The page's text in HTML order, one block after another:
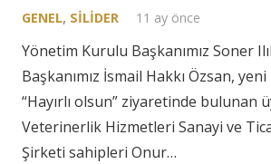
GENEL, SILIDER 11 ay önce
Yönetim Kurulu Başkanımız Soner
Başkanımız İsmail Hakkı Özsan,
“Hayırlı olsun” ziyaretinde bulunan
Veterinerlik Hizmetleri Sanayi ve
Şirketi sahipleri Onur…